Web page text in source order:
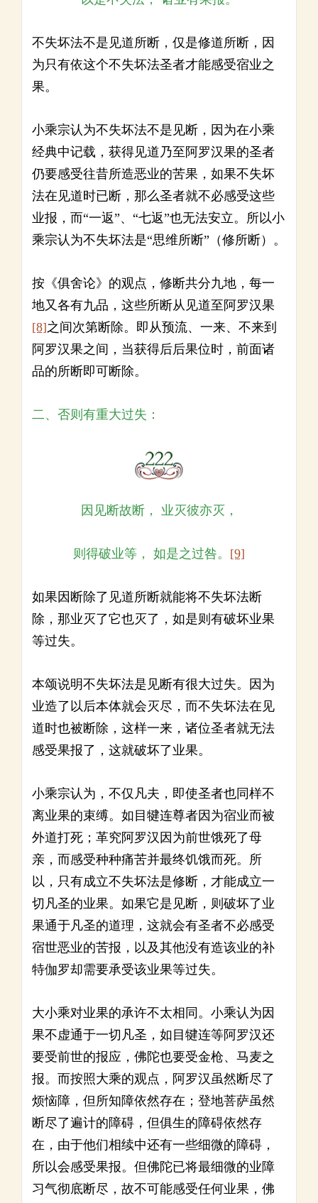
不失坏法不是见道所断，仅是修道所断，因
为只有依这个不失坏法圣者才能感受宿业之
果。
小乘宗认为不失坏法不是见断，因为在小乘
经典中记载，获得见道乃至阿罗汉果的圣者
仍要感受往昔所造恶业的苦果，如果不失坏
法在见道时已断，那么圣者就不必感受这些
业报，而“一返”、“七返”也无法安立。所以小
乘宗认为不失坏法是“思维所断”（修所断）。
按《俱舍论》的观点，修断共分九地，每一
地又各有九品，这些所断从见道至阿罗汉果
[8]之间次第断除。即从预流、一来、不来到
阿罗汉果之间，当获得后后果位时，前面诸
品的所断即可断除。
二、否则有重大过失：
因见断故断， 业灭彼亦灭，
则得破业等， 如是之过咎。 [9]
如果因断除了见道所断就能将不失坏法断
除，那业灭了它也灭了，如是则有破坏业果
等过失。
本颂说明不失坏法是见断有很大过失。因为
业造了以后本体就会灭尽，而不失坏法在见
道时也被断除，这样一来，诸位圣者就无法
感受果报了，这就破坏了业果。
小乘宗认为，不仅凡夫，即使圣者也同样不
离业果的束缚。如目犍连尊者因为宿业而被
外道打死；革究阿罗汉因为前世饿死了母
亲，而感受种种痛苦并最终饥饿而死。所
以，只有成立不失坏法是修断，才能成立一
切凡圣的业果。如果它是见断，则破坏了业
果通于凡圣的道理，这就会有圣者不必感受
宿世恶业的苦报，以及其他没有造该业的补
特伽罗却需要承受该业果等过失。
大小乘对业果的承许不太相同。小乘认为因
果不虚通于一切凡圣，如目犍连等阿罗汉还
要受前世的报应，佛陀也要受金枪、马麦之
报。而按照大乘的观点，阿罗汉虽然断尽了
烦恼障，但所知障依然存在；登地菩萨虽然
断尽了遍计的障碍，但俱生的障碍依然存
在，由于他们相续中还有一些细微的障碍，
所以会感受果报。但佛陀已将最细微的业障
习气彻底断尽，故不可能感受任何业果，佛